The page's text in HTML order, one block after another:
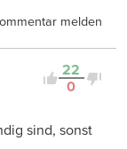
melden
22
0
sind, sonst